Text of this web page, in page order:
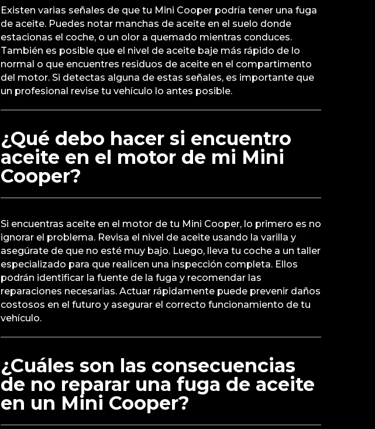
Existen varias señales de que tu Mini Cooper podría tener una fuga
de aceite. Puedes notar manchas de aceite en el suelo donde
estacionas el coche, o un olor a quemado mientras conduces.
También es posible que el nivel de aceite baje más rápido de lo
normal o que encuentres residuos de aceite en el compartimento
del motor. Si detectas alguna de estas señales, es importante que
un profesional revise tu vehículo lo antes posible.
¿Qué debo hacer si encuentro
aceite en el motor de mi Mini
Cooper?
Si encuentras aceite en el motor de tu Mini Cooper, lo primero es no
ignorar el problema. Revisa el nivel de aceite usando la varilla y
asegúrate de que no esté muy bajo. Luego, lleva tu coche a un taller
especializado para que realicen una inspección completa. Ellos
podrán identificar la fuente de la fuga y recomendar las
reparaciones necesarias. Actuar rápidamente puede prevenir daños
costosos en el futuro y asegurar el correcto funcionamiento de tu
vehículo.
¿Cuáles son las consecuencias
de no reparar una fuga de aceite
en un Mini Cooper?